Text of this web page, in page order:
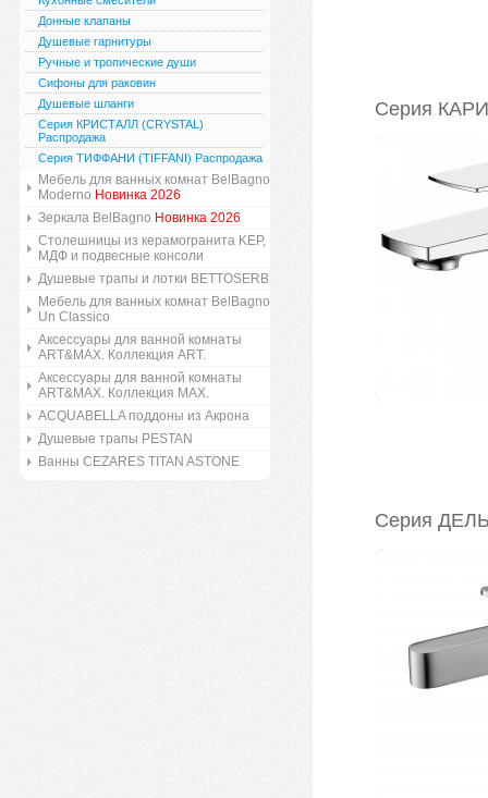
Донные клапаны
Душевые гарнитуры
Ручные и тропические души
Сифоны для раковин
Душевые шланги
Серия КРИСТАЛЛ (CRYSTAL)
Распродажа
Серия ТИФФАНИ (TIFFANI) Распродажа
Мебель для ванных комнат BelBagno
Moderno Новинка 2026
Зеркала BelBagno Новинка 2026
Столешницы из керамогранита KEP,
МДФ и подвесные консоли
Душевые трапы и лотки BETTOSERB
Мебель для ванных комнат BelBagno
Un Classico
Аксессуары для ванной комнаты
ART&MAX. Коллекция ART.
Аксессуары для ванной комнаты
ART&MAX. Коллекция MAX.
ACQUABELLA поддоны из Акрона
Душевые трапы PESTAN
Ванны CEZARES TITAN ASTONE
Серия
Серия